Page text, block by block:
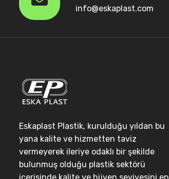
info@eskaplast.com
Eskaplast Plastik, kurulduğu yıldan bu
yana kalite ve hizmetten taviz
vermeyerek ileriye odaklı bir şekilde
bulunmuş olduğu plastik sektörü